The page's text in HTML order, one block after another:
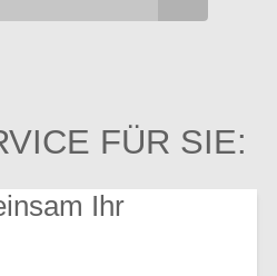
FÜR SIE:
Ihr